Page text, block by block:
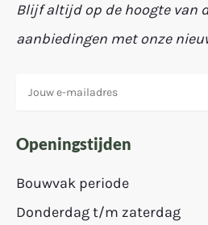
Blijf altijd op de hoogte van
aanbiedingen met onze
Openingstijden
Bouwvak periode
Donderdag t/m zaterdag